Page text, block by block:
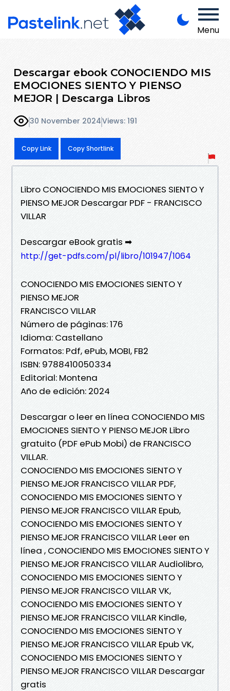
Menu
Descargar ebook CONOCIENDO MIS
EMOCIONES SIENTO Y PIENSO
MEJOR | Descarga Libros
30 November 2024Views: 191
Copy Link Copy Shortlink
Libro CONOCIENDO MIS EMOCIONES SIENTO Y
PIENSO MEJOR Descargar PDF - FRANCISCO
VILLAR
Descargar eBook gratis ➡
http://get-pdfs.com/pl/libro/101947/1064
CONOCIENDO MIS EMOCIONES SIENTO Y
PIENSO MEJOR
FRANCISCO VILLAR
Número de páginas: 176
Idioma: Castellano
Formatos: Pdf, ePub, MOBI, FB2
ISBN: 9788410050334
Editorial: Montena
Año de edición: 2024
Descargar o leer en línea CONOCIENDO MIS
EMOCIONES SIENTO Y PIENSO MEJOR Libro
gratuito (PDF ePub Mobi) de FRANCISCO
VILLAR.
CONOCIENDO MIS EMOCIONES SIENTO Y
PIENSO MEJOR FRANCISCO VILLAR PDF,
CONOCIENDO MIS EMOCIONES SIENTO Y
PIENSO MEJOR FRANCISCO VILLAR Epub,
CONOCIENDO MIS EMOCIONES SIENTO Y
PIENSO MEJOR FRANCISCO VILLAR Leer en
línea , CONOCIENDO MIS EMOCIONES SIENTO Y
PIENSO MEJOR FRANCISCO VILLAR Audiolibro,
CONOCIENDO MIS EMOCIONES SIENTO Y
PIENSO MEJOR FRANCISCO VILLAR VK,
CONOCIENDO MIS EMOCIONES SIENTO Y
PIENSO MEJOR FRANCISCO VILLAR Kindle,
CONOCIENDO MIS EMOCIONES SIENTO Y
PIENSO MEJOR FRANCISCO VILLAR Epub VK,
CONOCIENDO MIS EMOCIONES SIENTO Y
PIENSO MEJOR FRANCISCO VILLAR Descargar
gratis